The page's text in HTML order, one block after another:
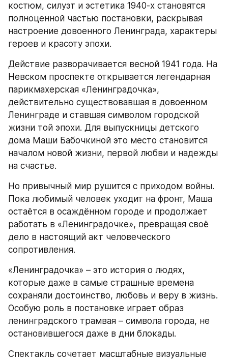
костюм, силуэт и эстетика 1940-х становятся
полноценной частью постановки, раскрывая
настроение довоенного Ленинграда, характеры
героев и красоту эпохи.
Действие разворачивается весной 1941 года. На
Невском проспекте открывается легендарная
парикмахерская «Ленинградочка»,
действительно существовавшая в довоенном
Ленинграде и ставшая символом городской
жизни той эпохи. Для выпускницы детского
дома Маши Бабочкиной это место становится
началом новой жизни, первой любви и надежды
на счастье.
Но привычный мир рушится с приходом войны.
Пока любимый человек уходит на фронт, Маша
остаётся в осаждённом городе и продолжает
работать в «Ленинградочке», превращая своё
дело в настоящий акт человеческого
сопротивления.
«Ленинградочка» – это история о людях,
которые даже в самые страшные времена
сохраняли достоинство, любовь и веру в жизнь.
Особую роль в постановке играет образ
ленинградского трамвая – символа города, не
остановившегося даже в дни блокады.
Спектакль сочетает масштабные визуальные